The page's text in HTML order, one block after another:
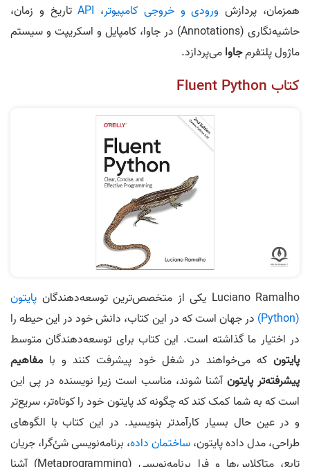
همزمان، پردازش ورودی و خروجی کامپیوتر، APIتاریخ و زمان،
حاشیه‌نگاری (Annotations) در جاوا، کامپایل و اسکریپت و سیستم
ماژول پلتفرمجاوامی‌پردازد.
کتاب Fluent Python
Luciano Ramalho یکی از متخصص‌ترین توسعه‌دهندگان
پایتون
(Python)
در جهان است که در این کتاب، دانش خود در این حیطه را
در اختیار ما گذاشته است. این کتاب برای توسعه‌دهندگان متوسط
پایتون که می‌خواهند در شغل خود پیشرفت کنند و با مفاهیم
پیشرفته‌تر پایتونآشنا شوند، مناسب است زیرا نویسنده در پی این
است که به شما کمک کند که چگونه کد پایتون خود را کوتاه‌تر، سریع‌تر
و در عین حال بسیار کارآمدتر بنویسید. در این کتاب با الگوهای
طراحی، مدل داده پایتون،ساختمان داده، برنامه‌نویسی شئ‌گرا، جریان